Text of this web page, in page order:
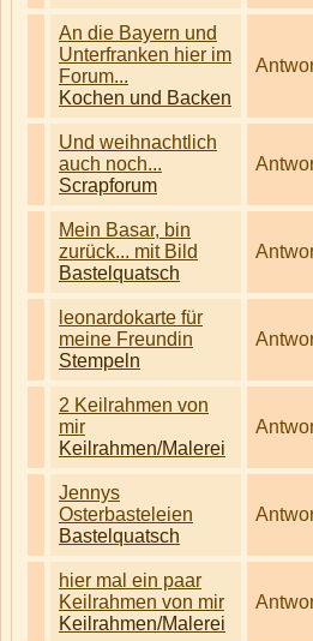
An die Bayern und
Unterfranken hier im
Forum...
Kochen und Backen
Und weihnachtlich
auch noch...
Scrapforum
Mein Basar, bin
zurück... mit Bild
Bastelquatsch
leonardokarte für
meine Freundin
Stempeln
2 Keilrahmen von
mir
Keilrahmen/Malerei
Jennys
Osterbasteleien
Bastelquatsch
hier mal ein paar
Keilrahmen von mir
Keilrahmen/Malerei